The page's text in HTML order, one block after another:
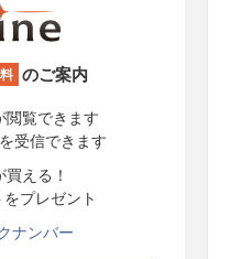
のご案内
閲覧できます
受信できます
買える！
プレゼント
ナンバー